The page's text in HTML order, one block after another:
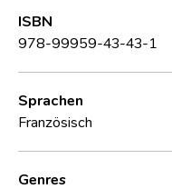
ISBN
978-99959-43-43-1
Sprachen
Französisch
Genres